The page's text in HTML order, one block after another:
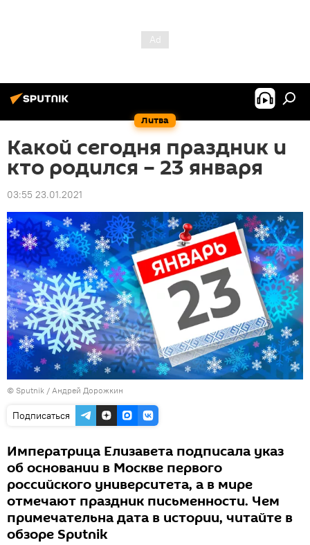
Литва
Какой сегодня праздник и
кто родился – 23 января
03:55 23.01.2021
© Sputnik / Андрей Дорожкин
Подписаться
Императрица Елизавета подписала указ
об основании в Москве первого
российского университета, а в мире
отмечают праздник письменности. Чем
примечательна дата в истории, читайте в
обзоре Sputnik